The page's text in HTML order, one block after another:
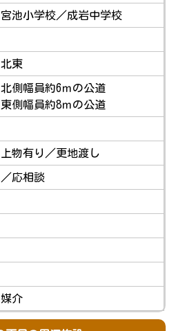
宮池小学校／成岩中学校
北東
北側幅員約6ｍの公道
東側幅員約8ｍの公道
上物有り／更地渡し
／応相談
媒介